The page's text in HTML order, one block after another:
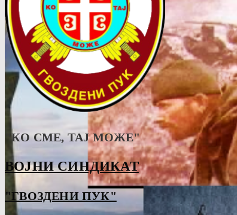
"КО СМЕ, ТАJ МОЖЕ"
ВОЈНИ СИНДИКАТ
"ГВОЗДЕНИ ПУК"